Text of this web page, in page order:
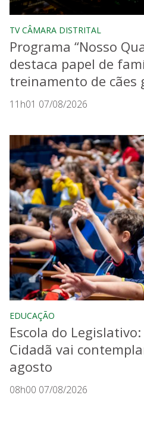
TV CÂMARA DISTRITAL
Programa “Nosso
destaca papel de
treinamento de cães
11h01 07/08/2026
EDUCAÇÃO
Escola do
Cidadã vai
agosto
08h00 07/08/2026